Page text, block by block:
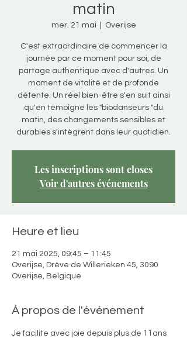
matin
mer. 21 mai Overijse
C'est extraordinaire de commencer la
journée par ce moment pour soi, de
partage authentique avec d'autres. Un
moment de vitalité et de profonde
détente. Un réel bien-être s'en suit ainsi
qu'en témoigne les "biodanseurs "du
matin, des changements sensibles et
durables s'intègrent dans leur quotidien.
Les inscriptions sont closes
Voir d'autres événements
Heure et lieu
21 mai 2025, 09:45 – 11:45
Overijse, Drève de Willerieken 45, 3090
Overijse, Belgique
À propos de l'événement
Je facilite avec joie depuis plus de 11ans